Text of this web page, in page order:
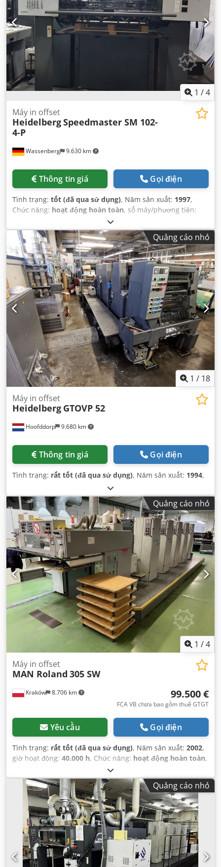
1 /4
Wassenberg 9.630 km
Máy in offset
HeidelbergSpeedmaster SM 102-
4-P
Thông tin giá Gọi điện
Tình trạng: tốt (đã qua sử dụng), Năm sản xuất: 1997,
Chức năng: hoạt động hoàn toàn, số máy/phương tiện:
Quảng cáo nhỏ
1 / 18
Hoofddorp 9.680 km
Máy in offset
Heidelberg GTOVP 52
Thông tin giá Gọi điện
Tình trạng: rất tốt (đã qua sử dụng), Năm sản xuất: 1994,
Quảng cáo nhỏ
1 /4
Kraków 8.706 km
Máy in offset
MAN Roland 305 SW
99.500 €
FCA VB chưa bao gồm thuế GTGT
Yêu cầu Gọi điện
Tình trạng: rất tốt (đã qua sử dụng), Năm sản xuất: 2002,
giờ hoạt động: 40.000 h, Chức năng: hoạt động hoàn toàn,
, chiều rộng cắt (tối đa):
Quảng cáo nhỏ